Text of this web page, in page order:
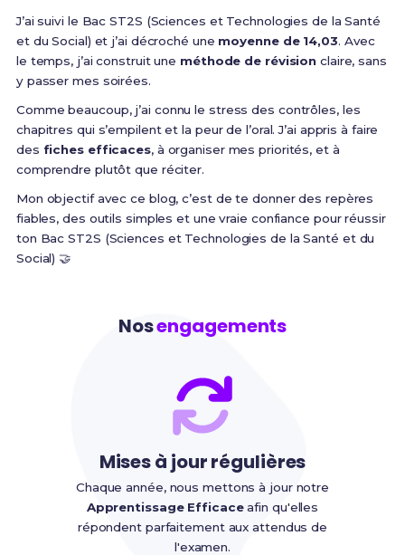
J’ai suivi le Bac ST2S (Sciences et Technologies de la Santé
et du Social) et j’ai décroché une moyenne de 14,03. Avec
le temps, j’ai construit une méthode de révision claire, sans
y passer mes soirées.
Comme beaucoup, j’ai connu le stress des contrôles, les
chapitres qui s’empilent et la peur de l’oral. J’ai appris à faire
des fiches efficaces, à organiser mes priorités, et à
comprendre plutôt que réciter.
Mon objectif avec ce blog, c’est de te donner des repères
fiables, des outils simples et une vraie confiance pour réussir
ton Bac ST2S (Sciences et Technologies de la Santé et du
Social) 🤝
Nosengagements
Mises à jour régulières
Chaque année, nous mettons à jour notre
Apprentissage Efficaceafin qu'elles
répondent parfaitement aux attendus de
l'examen.